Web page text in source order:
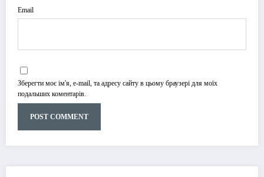
Email
Зберегти моє ім'я, e-mail, та адресу сайту в цьому браузері для моїх
подальших коментарів.